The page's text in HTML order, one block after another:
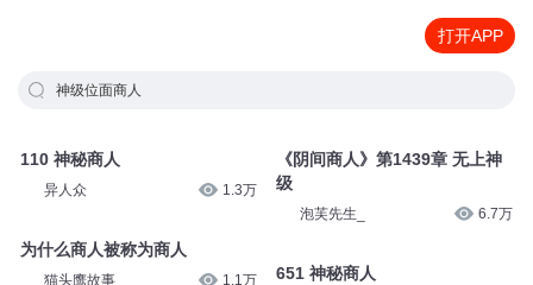
打开APP
神级位面商人
110 神秘商人
异人众 1.3万
为什么商人被称为商人
猫头鹰故事 1.1万
《阴间商人》第1439章 无上神
级
泡芙先生_ 6.7万
651 神秘商人